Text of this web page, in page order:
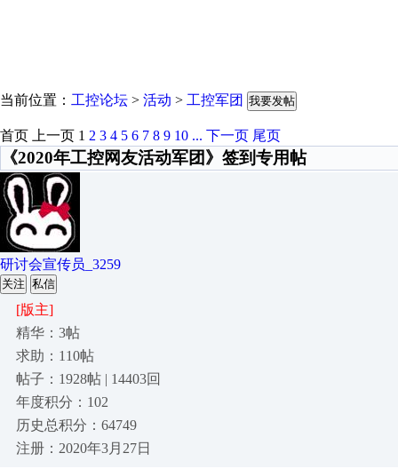
当前位置： 工控论坛 > 活动 > 工控军团 我要发帖
首页 上一页 1 2 3 4 5 6 7 8 9 10 ... 下一页 尾页
《2020年工控网友活动军团》签到专用帖
研讨会宣传员_3259
关注 私信
[版主]
精华：3帖
求助：110帖
帖子：1928帖 | 14403回
年度积分：102
历史总积分：64749
注册：2020年3月27日